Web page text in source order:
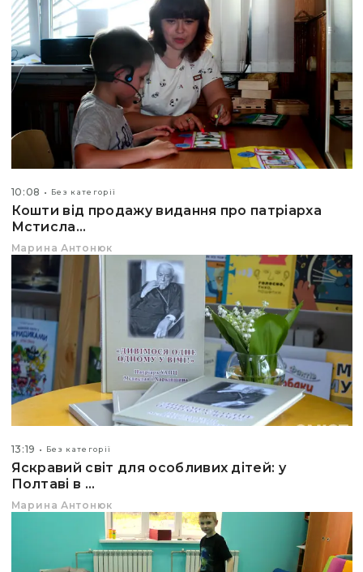
10:08 Без категорії
Кошти від продажу видання про патріарха
Мстисла...
Марина Антонюк
13:19 Без категорії
Яскравий світ для особливих дітей: у
Полтаві в ...
Марина Антонюк